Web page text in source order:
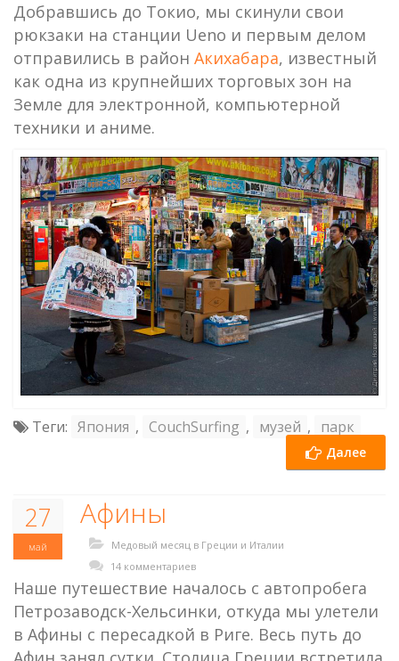
Добравшись до Токио, мы скинули свои
рюкзаки на станции Ueno и первым делом
отправились в район Акихабара, известный
как одна из крупнейших торговых зон на
Земле для электронной, компьютерной
техники и аниме.
Теги: Япония , CouchSurfing , музей , парк
Далее
27
май
Афины
Медовый месяц в Греции и Италии
14 комментариев
Наше путешествие началось с автопробега
Петрозаводск-Хельсинки, откуда мы улетели
в Афины с пересадкой в Риге. Весь путь до